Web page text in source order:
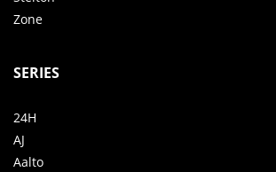
Zone
SERIES
24H
AJ
Aalto